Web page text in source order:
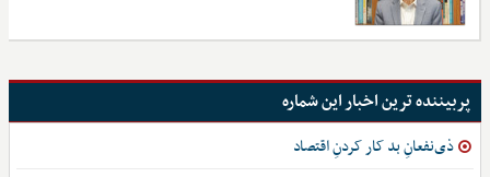
پربیننده ترین اخبار این شماره
ذی‌نفعانِ بد کار کردنِ اقتصاد